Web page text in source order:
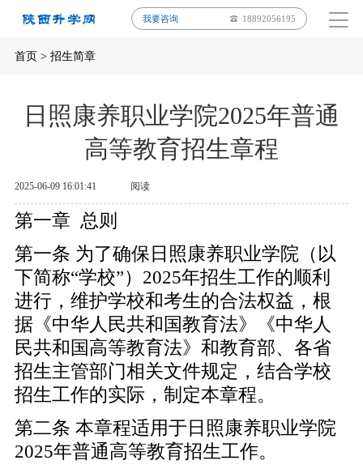
我要咨询 18892056195
首页> 招生简章
日照康养职业学院2025年普通
高等教育招生章程
2025-06-09 16:01:41 阅读
第一章 总则
第一条 为了确保日照康养职业学院（以
下简称“学校”）2025年招生工作的顺利
进行，维护学校和考生的合法权益，根
据《中华人民共和国教育法》《中华人
民共和国高等教育法》和教育部、各省
招生主管部门相关文件规定，结合学校
招生工作的实际，制定本章程。
第二条 本章程适用于日照康养职业学院
2025年普通高等教育招生工作。